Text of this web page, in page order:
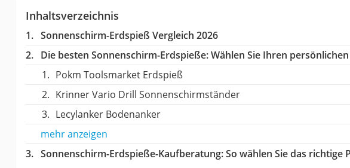
Inhaltsverzeichnis
Sonnenschirm-Erdspieß Vergleich 2026
Die besten Sonnenschirm-Erdspieße:Wählen Sie Ihren
Pokm Toolsmarket Erdspieß
Krinner Vario Drill Sonnenschirmständer
Lecylanker Bodenanker
mehr anzeigen
Sonnenschirm-Erdspieße-Kaufberatung: So wählen Sie das